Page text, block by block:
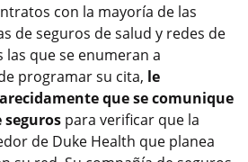
con la mayoría de las
de seguros de salud y redes de
que se enumeran a
programar su cita, le
que se comunique
seguros para verificar que la
de Duke Health que planea